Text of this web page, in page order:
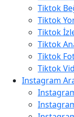
Tiktok
Tiktok
Tiktok
Tiktok
Tiktok
Tiktok
Instagram